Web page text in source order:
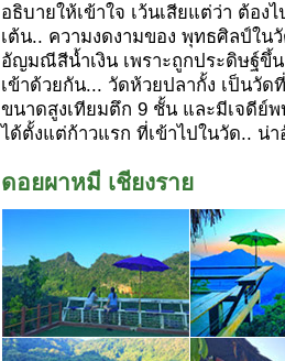
อธิบายให้เข้าใจ เว้นเสียแต่ว่า ต้อง
เต้น.. ความงดงามของ พุทธศิลป์ใน
อัญมณีสีน้ำเงิน เพราะถูกประดิษฐ์ขึ้
เข้าด้วยกัน... วัดห้วยปลากั้ง เป็นวั
ขนาดสูงเทียมตึก 9 ชั้น และมีเจดีย์
ได้ตั้งแต่ก้าวแรก ที่เข้าไปในวัด.. น่
ดอยผาหมี เชียงราย